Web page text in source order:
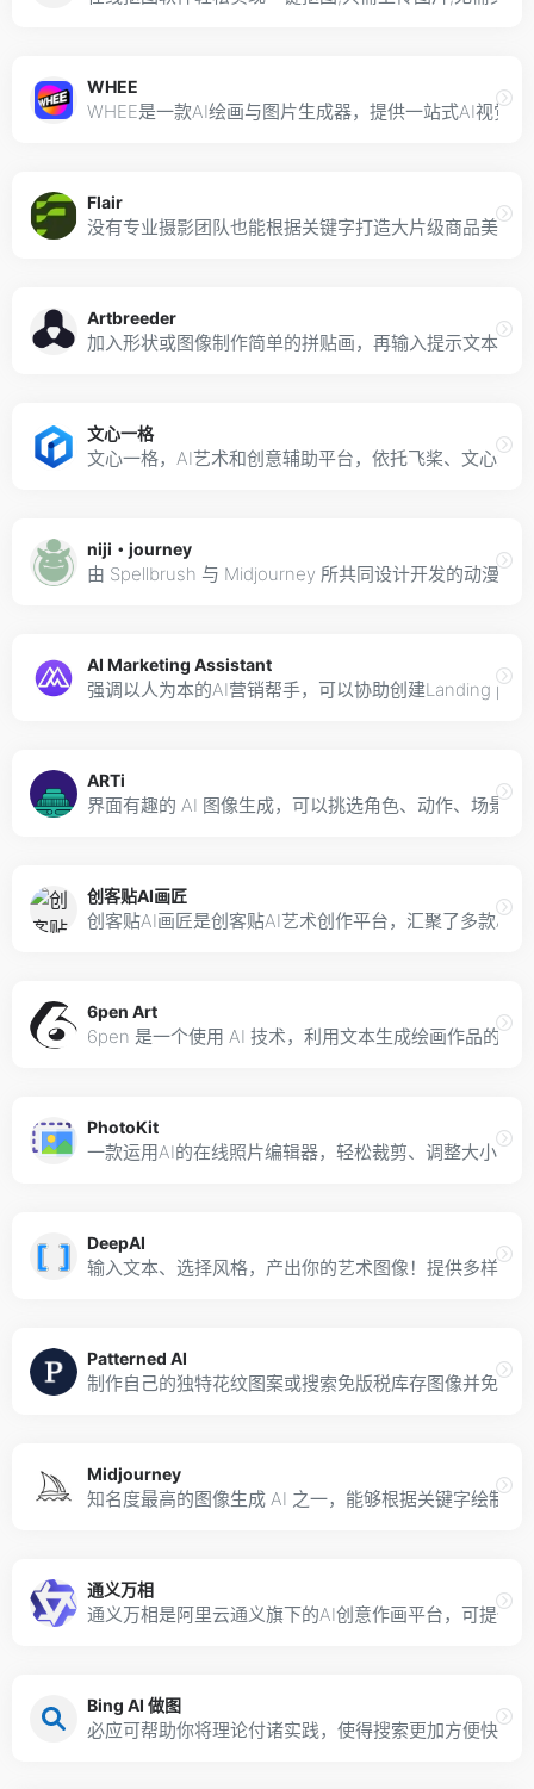
WHEE
WHEE是一款AI绘画与图片生成器，提供一站式AI视觉
Flair
没有专业摄影团队也能根据关键字打造大片级商品美照
Artbreeder
加入形状或图像制作简单的拼贴画，再输入提示文本
文心一格
文心一格，AI艺术和创意辅助平台，依托飞桨、文心大
niji・journey
由 Spellbrush 与 Midjourney 所共同设计开发的动漫风
AI Marketing Assistant
强调以人为本的AI营销帮手，可以协助创建Landing
ARTi
界面有趣的 AI 图像生成，可以挑选角色、动作、场景，
创客贴AI画匠
创客贴AI画匠是创客贴AI艺术创作平台，汇聚了多款AI
6pen Art
6pen 是一个使用 AI 技术，利用文本生成绘画作品的产
PhotoKit
一款运用AI的在线照片编辑器，轻松裁剪、调整大小、
DeepAI
输入文本、选择风格，产出你的艺术图像！提供多样风
Patterned AI
制作自己的独特花纹图案或搜索免版税库存图像并免费
Midjourney
知名度最高的图像生成 AI 之一，能够根据关键字绘制各
通义万相
通义万相是阿里云通义旗下的AI创意作画平台，可提供
Bing AI 做图
必应可帮助你将理论付诸实践，使得搜索更加方便快捷